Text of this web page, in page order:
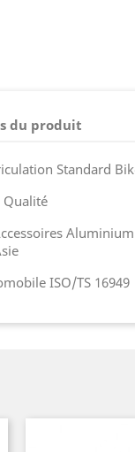
du produit
Standard
ISO/TS 16949